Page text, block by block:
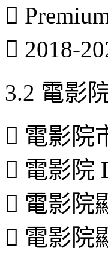

 2018-
3.2 電影
 電影院
 電影院
 電影院
 電影院